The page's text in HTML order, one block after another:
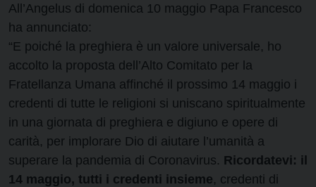
All’Angelus di domenica 10 maggio Papa Francesco
ha annunciato:
“E poiché la preghiera è un valore universale, ho
accolto la proposta dell’Alto Comitato per la
Fratellanza Umana affinché il prossimo 14 maggio i
credenti di tutte le religioni si uniscano spiritualmente
in una giornata di preghiera e digiuno e opere di
carità, per implorare Dio di aiutare l’umanità a
superare la pandemia di Coronavirus. Ricordatevi: il
14 maggio, tutti i credenti insieme, credenti di